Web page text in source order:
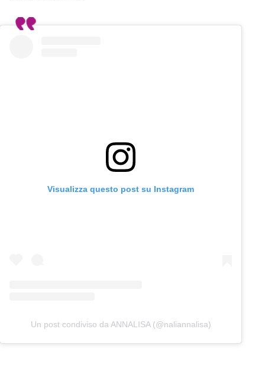
Visualizza questo post su Instagram
Un post condiviso da ANNALISA (@naliannalisa)